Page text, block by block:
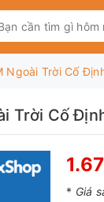
Ngoài Trời Cố
Trời Cố
* Giá